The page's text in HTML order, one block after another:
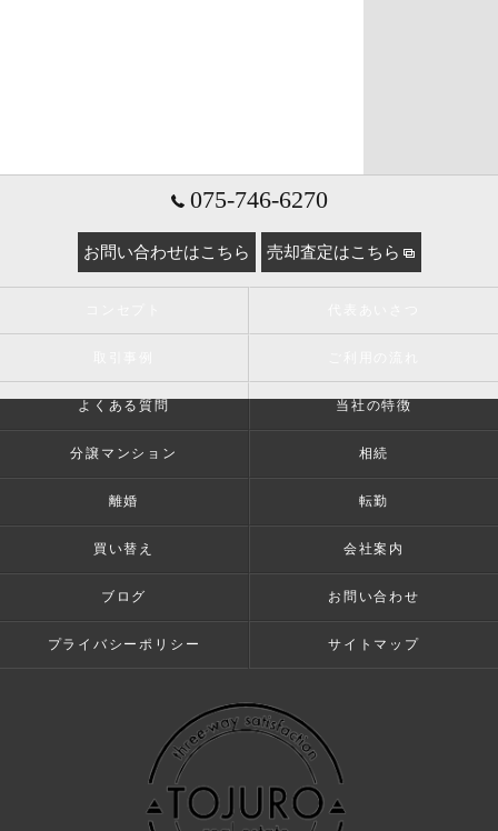
075-746-6270
お問い合わせはこちら 売却査定はこちら
よくある質問 当社の特徴
分譲マンション 相続
離婚 転勤
買い替え 会社案内
ブログ お問い合わせ
プライバシーポリシー サイトマップ